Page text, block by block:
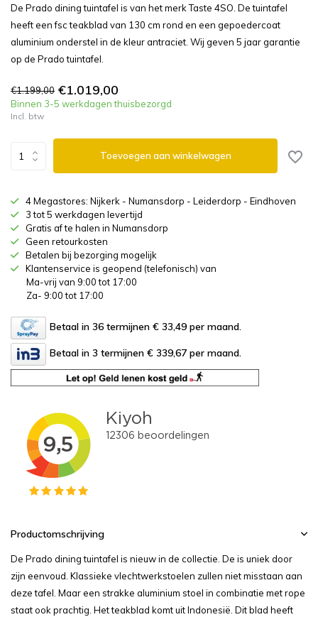
De Prado dining tuintafel is van het merk Taste 4SO. De tuintafel
heeft een fsc teakblad van 130 cm rond en een gepoedercoat
aluminium onderstel in de kleur antraciet. Wij geven 5 jaar garantie
op de Prado tuintafel.
€1.199,00 €1.019,00
Binnen 3-5 werkdagen thuisbezorgd
Incl. btw
Toevoegen aan winkelwagen
4 Megastores: Nijkerk - Numansdorp - Leiderdorp - Eindhoven
3 tot 5 werkdagen levertijd
Gratis af te halen in Numansdorp
Geen retourkosten
Betalen bij bezorging mogelijk
Klantenservice is geopend (telefonisch) van
Ma-vrij van 9:00 tot 17:00
Za- 9:00 tot 17:00
Betaal in 36 termijnen € 33,49 per maand.
Betaal in 3 termijnen € 339,67 per maand.
Productomschrijving
De Prado dining tuintafel is nieuw in de collectie. De is uniek door
zijn eenvoud. Klassieke vlechtwerkstoelen zullen niet misstaan aan
deze tafel. Maar een strakke aluminium stoel in combinatie met rope
staat ook prachtig. Het teakblad komt uit Indonesië. Dit blad heeft